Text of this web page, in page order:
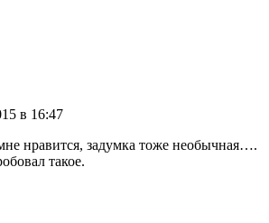
в 16:47
нравится, задумка тоже необычная….
такое.